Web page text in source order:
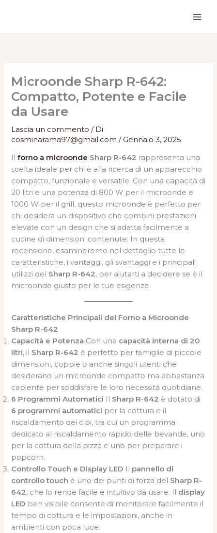
Microonde Sharp R-642:
Compatto, Potente e Facile
da Usare
Lascia un commento / Di
cosminarama97@gmail.com/Gennaio 3, 2025
Il forno a microonde Sharp R-642 rappresenta una
scelta ideale per chi è alla ricerca di un apparecchio
compatto, funzionale e versatile. Con una capacità di
20 litri e una potenza di 800 W per il microonde e
1000 W per il grill, questo microonde è perfetto per
chi desidera un dispositivo che combini prestazioni
elevate con un design che si adatta facilmente a
cucine di dimensioni contenute. In questa
recensione, esamineremo nel dettaglio tutte le
caratteristiche, i vantaggi, gli svantaggi e i principali
utilizzi del Sharp R-642, per aiutarti a decidere se è il
microonde giusto per le tue esigenze.
Caratteristiche Principali del Forno a Microonde
Sharp R-642
Capacità e Potenza Con una capacità interna di 20
litri, il Sharp R-642 è perfetto per famiglie di piccole
dimensioni, coppie o anche singoli utenti che
desiderano un microonde compatto ma abbastanza
capiente per soddisfare le loro necessità quotidiane.
6 Programmi Automatici Il Sharp R-642 è dotato di
6 programmi automatici per la cottura e il
riscaldamento dei cibi, tra cui un programma
dedicato al riscaldamento rapido delle bevande, uno
per la cottura della pizza e uno per preparare i
popcorn.
Controllo Touch e Display LED Il pannello di
controllo touch è uno dei punti di forza del Sharp R-
642, che lo rende facile e intuitivo da usare. Il display
LED ben visibile consente di monitorare facilmente il
tempo di cottura e le impostazioni, anche in
ambienti con poca luce.